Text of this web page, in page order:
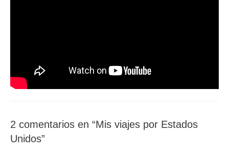
2 comentarios en “Mis viajes por Estados
Unidos”